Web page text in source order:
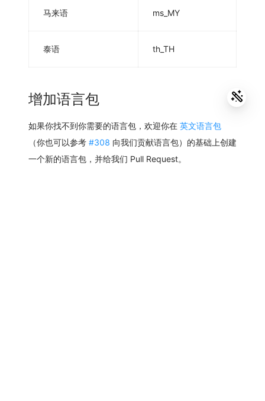
马来语 ms_MY
泰语 th_TH
增加语言包
如果你找不到你需要的语言包，欢迎你在 英文语言包
（你也可以参考 #308 向我们贡献语言包）的基础上创建
一个新的语言包，并给我们 Pull Request。